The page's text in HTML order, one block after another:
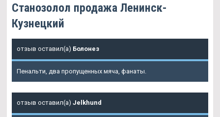
Станозолол продажа Ленинск-
Кузнецкий
отзыв оставил(а) Болонез
Пенальти, два пропущенных мяча, фанаты.
отзыв оставил(а) Jelkhund